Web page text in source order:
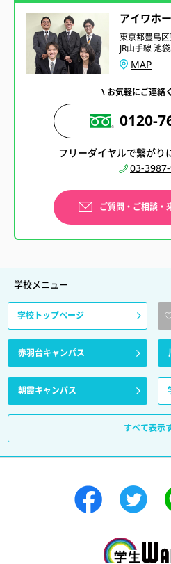
アイワホ
東京都豊島
JR山手線 池
MAP
\ お気軽にご連絡
0120-
フリーダイヤルで繋がり
03-
ご質問・ご相談・
学校メニュー
学校トップページ
赤羽台キャンパス
朝霞キャンパス
すべて表示